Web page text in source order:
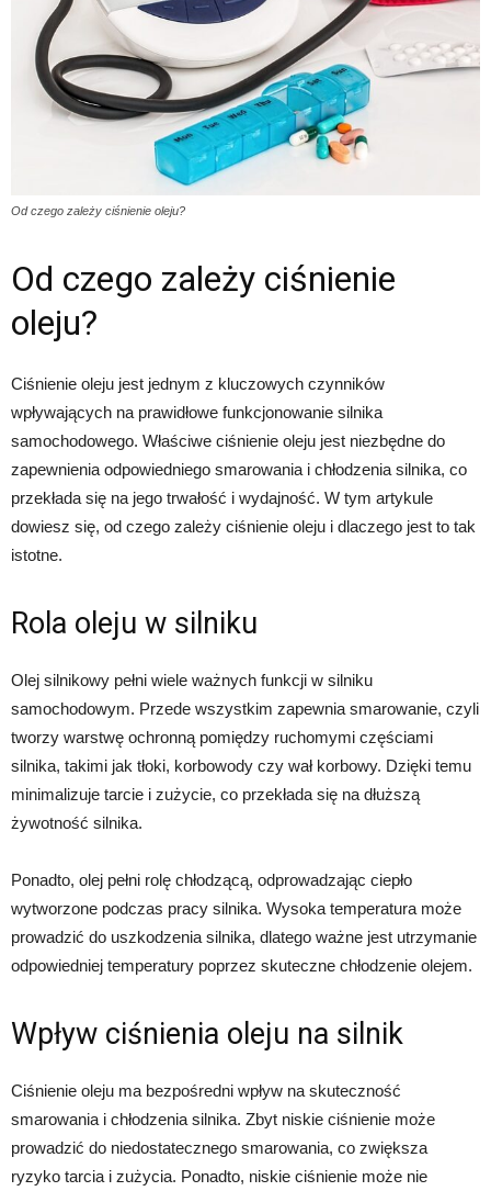
Od czego zależy ciśnienie oleju?
Od czego zależy ciśnienie
oleju?
Ciśnienie oleju jest jednym z kluczowych czynników
wpływających na prawidłowe funkcjonowanie silnika
samochodowego. Właściwe ciśnienie oleju jest niezbędne do
zapewnienia odpowiedniego smarowania i chłodzenia silnika, co
przekłada się na jego trwałość i wydajność. W tym artykule
dowiesz się, od czego zależy ciśnienie oleju i dlaczego jest to tak
istotne.
Rola oleju w silniku
Olej silnikowy pełni wiele ważnych funkcji w silniku
samochodowym. Przede wszystkim zapewnia smarowanie, czyli
tworzy warstwę ochronną pomiędzy ruchomymi częściami
silnika, takimi jak tłoki, korbowody czy wał korbowy. Dzięki temu
minimalizuje tarcie i zużycie, co przekłada się na dłuższą
żywotność silnika.
Ponadto, olej pełni rolę chłodzącą, odprowadzając ciepło
wytworzone podczas pracy silnika. Wysoka temperatura może
prowadzić do uszkodzenia silnika, dlatego ważne jest utrzymanie
odpowiedniej temperatury poprzez skuteczne chłodzenie olejem.
Wpływ ciśnienia oleju na silnik
Ciśnienie oleju ma bezpośredni wpływ na skuteczność
smarowania i chłodzenia silnika. Zbyt niskie ciśnienie może
prowadzić do niedostatecznego smarowania, co zwiększa
ryzyko tarcia i zużycia. Ponadto, niskie ciśnienie może nie